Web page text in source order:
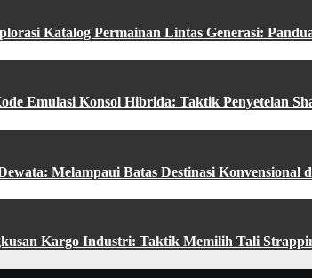
Katalog Permainan Lintas Generasi:
Emulasi Konsol Hibrida: Taktik Penyetelan
Melampaui Batas Destinasi Konvensional
Kargo Industri: Taktik Memilih Tali